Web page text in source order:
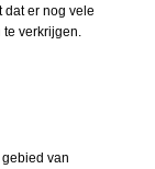
dat er nog vele
verkrijgen.
gebied van